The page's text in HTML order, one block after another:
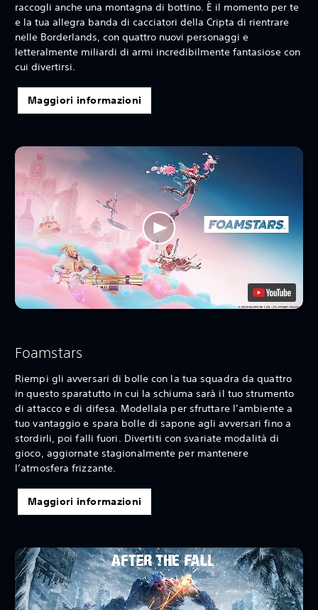
raccogli anche una montagna di bottino. È il momento per te
e la tua allegra banda di cacciatori della Cripta di rientrare
nelle Borderlands, con quattro nuovi personaggi e
letteralmente miliardi di armi incredibilmente fantasiose con
cui divertirsi.‎
Maggiori informazioni
Foamstars
Riempi gli avversari di bolle con la tua squadra da quattro
in questo sparatutto in cui la schiuma sarà il tuo strumento
di attacco e di difesa. Modellala per sfruttare l’ambiente a
tuo vantaggio e spara bolle di sapone agli avversari fino a
stordirli, poi falli fuori. Divertiti con svariate modalità di
gioco, aggiornate stagionalmente per mantenere
l’atmosfera frizzante.
Maggiori informazioni